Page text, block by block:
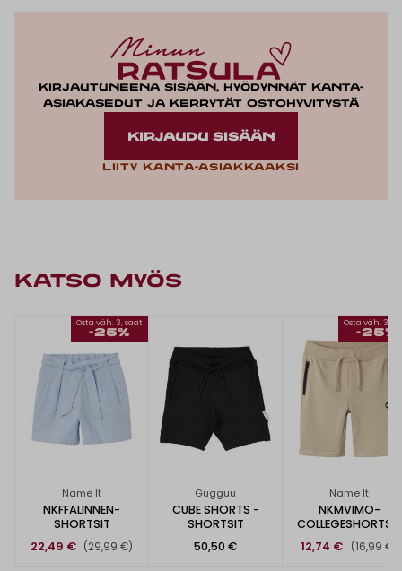
Kirjautuneena sisään, hyödynnät kanta-
asiakasedut ja kerrytät ostohyvitystä
KIRJAUDU SISÄÄN
Liity kanta-asiakkaaksi
KATSO MYÖS
Osta väh. 3, saat
-25%
Name It
NKFFALINNEN-
SHORTSIT
22,49 € (29,99 €)
Gugguu
CUBE SHORTS -
SHORTSIT
50,50 €
Osta väh. 3,
-25%
Name It
NKMVIMO-
COLLEGESHORTSIT
12,74 €
(16,99 €)